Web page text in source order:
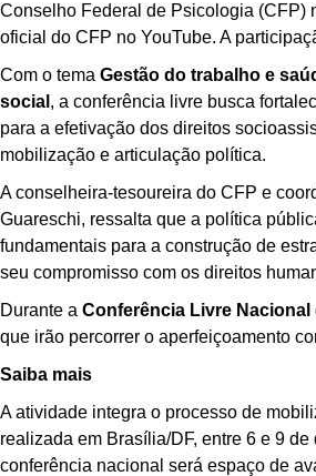
Conselho Federal de Psicologia (CFP)
oficial do CFP no YouTube. A
Com o tema Gestão do trabalho e
social , a conferência livre busca
para a efetivação dos direitos
mobilização e articulação política.
A conselheira-tesoureira do CFP e
Guareschi, ressalta que a política
fundamentais para a construção de
seu compromisso com os direitos
Durante a Conferência Livre
que irão percorrer o aperfeiçoamento
Saiba mais
A atividade integra o processo de
realizada em Brasília/DF, entre 6 e 9
conferência nacional será espaço de